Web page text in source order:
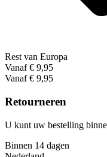
Rest van Europa
Vanaf € 9,95
Vanaf € 9,95
Retourneren
U kunt uw bestelling
Binnen 14 dagen